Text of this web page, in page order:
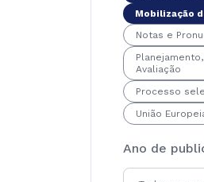
Mobilização
Notas e
Avaliação
Processo
União
Ano de